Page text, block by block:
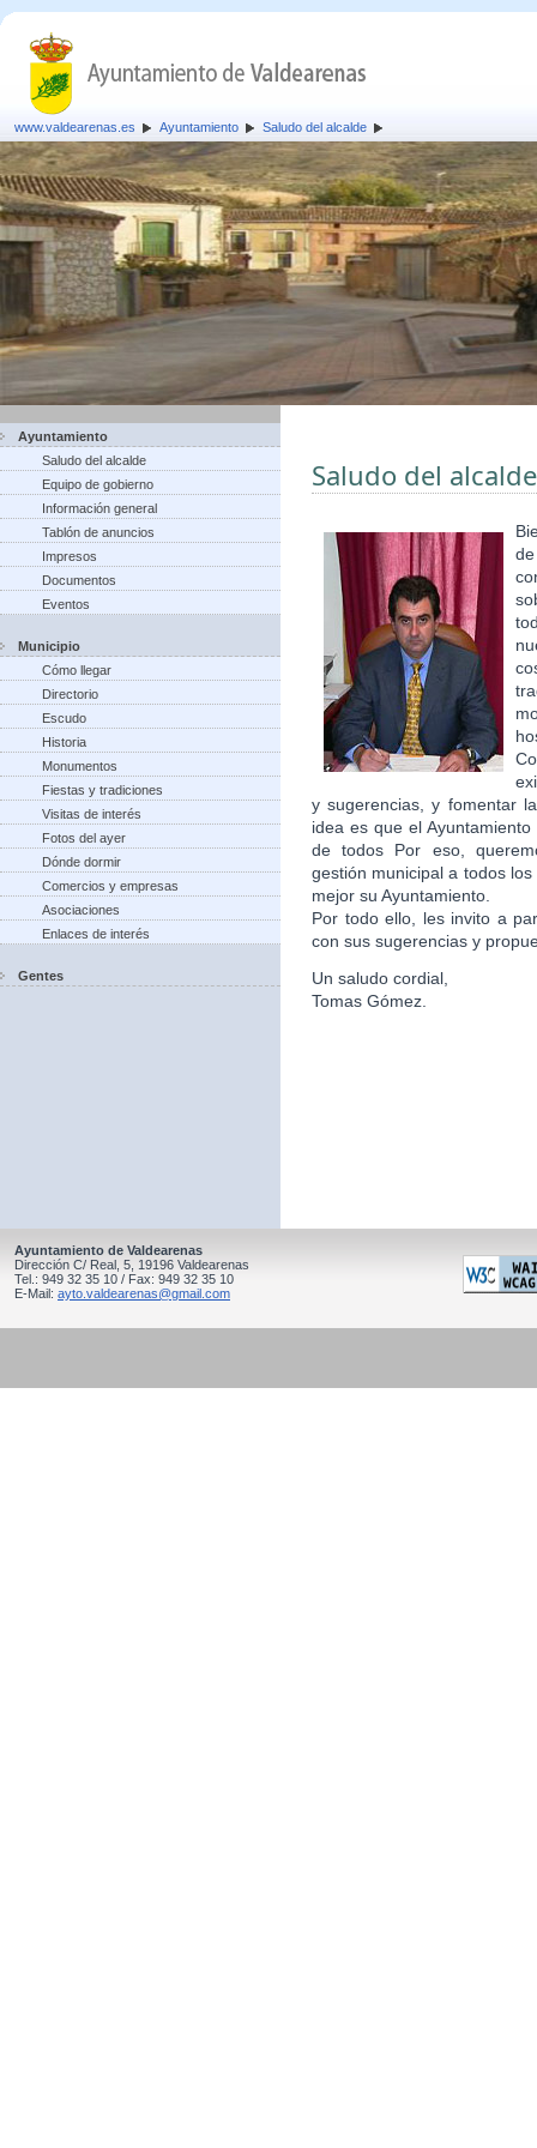
www.valdearenas.es Ayuntamiento Saludo del alcalde
Ayuntamiento
Saludo del alcalde
Equipo de gobierno
Información general
Tablón de anuncios
Impresos
Documentos
Eventos
Municipio
Cómo llegar
Directorio
Escudo
Historia
Monumentos
Fiestas y tradiciones
Visitas de interés
Fotos del ayer
Dónde dormir
Comercios y empresas
Asociaciones
Enlaces de interés
Gentes
Saludo del alcalde
y sugerencias, y fomentar
idea es que el
de todos Por eso,
gestión municipal a todos
mejor su Ayuntamiento.
Por todo ello, les invito a
con sus sugerencias y
Un saludo cordial,
Tomas Gómez.
Ayuntamiento de Valdearenas
Dirección C/ Real, 5, 19196 Valdearenas
Tel.: 949 32 35 10 / Fax: 949 32 35 10
E-Mail: ayto.valdearenas@gmail.com